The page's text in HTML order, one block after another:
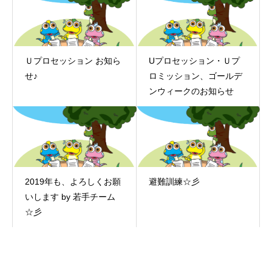
Ｕプロセッション お知ら
せ♪
Uプロセッション・Ｕプ
ロミッション、ゴールデ
ンウィークのお知らせ
2019年も、よろしくお願
いします by 若手チーム
☆彡
避難訓練☆彡